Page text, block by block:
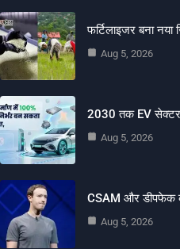
फर्टिलाइजर बना नया
Aug 5, 2026
2030 तक EV सेक्टर
Aug 5, 2026
CSAM और डीपफेक
Aug 5, 2026